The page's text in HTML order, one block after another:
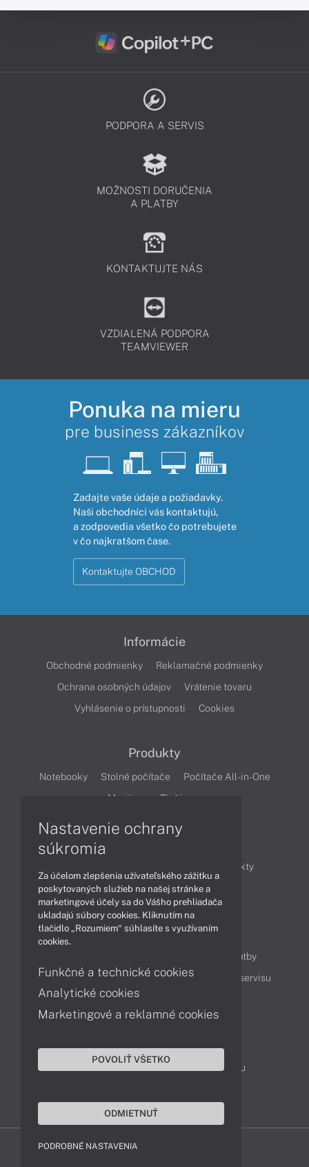
PODPORA A SERVIS
MOŽNOSTI DORUČENIA
A PLATBY
KONTAKTUJTE NÁS
VZDIALENÁ PODPORA
TEAMVIEWER
Ponuka na mieru
pre business zákazníkov
Zadajte vaše údaje a požiadavky.
Naši obchodníci vás kontaktujú,
a zodpovedia všetko čo potrebujete
v čo najkratšom čase.
Kontaktujte OBCHOD
Informácie
Obchodné podmienky
Reklamačné podmienky
Ochrana osobných údajov
Vrátenie tovaru
Vyhlásenie o prístupnosti
Cookies
Produkty
Notebooky Stolné počítače
Počítače All-in-One
Monitory
Tlačiarne
Produkty
Technológie
Videá
Obsah
Možnosti doručenia a platby
Podpora a servis
Servisné služby Cenník servisu
Kontakty
043 4224 771
Obchodné oddelenie
Reklamácia tovaru
Nastavenie ochrany
súkromia
Za účelom zlepšenia užívateľského zážitku a
poskytovaných služieb na našej stránke a
marketingové účely sa do Vášho prehliadača
ukladajú súbory cookies. Kliknutím na
tlačidlo „Rozumiem“ súhlasíte s využívaním
cookies.
Funkčné a technické cookies
Analytické cookies
Marketingové a reklamné cookies
POVOLIŤ VŠETKO
ODMIETNUŤ
PODROBNÉ NASTAVENIA